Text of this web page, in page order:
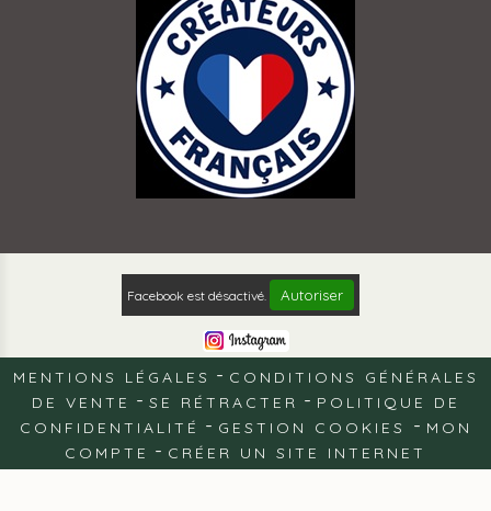
Facebook est désactivé. Autoriser
MENTIONS LÉGALES
CONDITIONS GÉNÉRALES
DE VENTE
SE RÉTRACTER
POLITIQUE DE
CONFIDENTIALITÉ
GESTION COOKIES
MON
COMPTE
CRÉER UN SITE INTERNET